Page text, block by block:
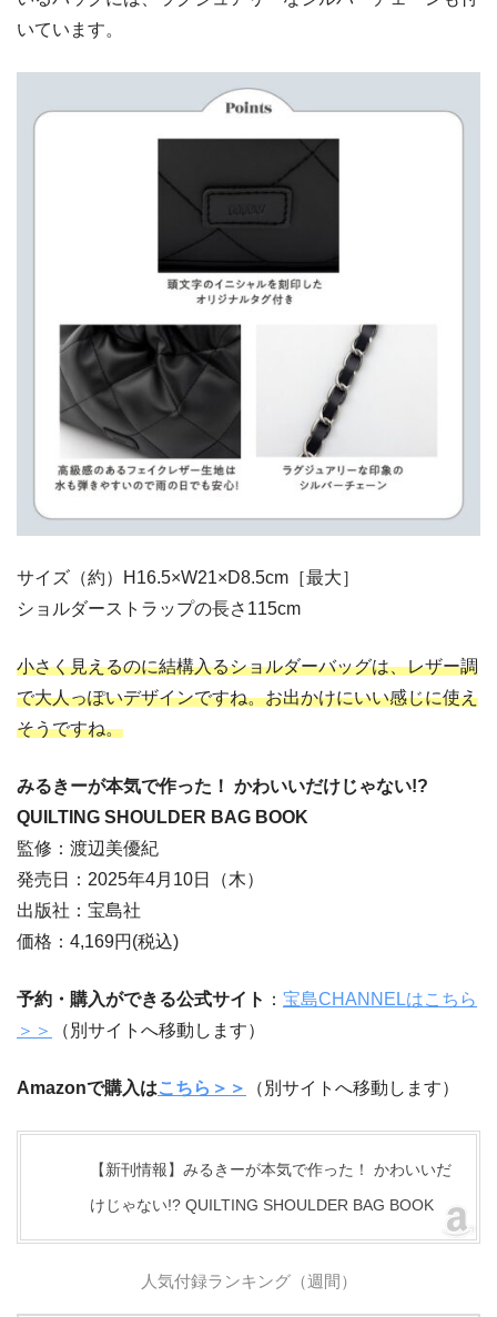
いています。
サイズ（約）H16.5×W21×D8.5cm［最大］
ショルダーストラップの長さ115cm
小さく見えるのに結構入るショルダーバッグは、レザー調
で大人っぽいデザインですね。お出かけにいい感じに使え
そうですね。
みるきーが本気で作った！ かわいいだけじゃない!?
QUILTING SHOULDER BAG BOOK
監修：渡辺美優紀
発売日：2025年4月10日（木）
出版社：宝島社
価格：4,169円(税込)
予約・購入ができる公式サイト ： 宝島CHANNELはこちら
＞＞
（別サイトへ移動します）
Amazonで購入はこちら＞＞ （別サイトへ移動します）
【新刊情報】みるきーが本気で作った！ かわいいだ
けじゃない!? QUILTING SHOULDER BAG BOOK
人気付録ランキング（週間）